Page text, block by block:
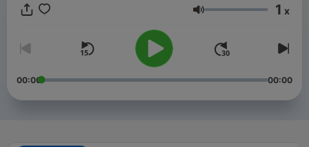
Volume 1 x
00:00 00:00